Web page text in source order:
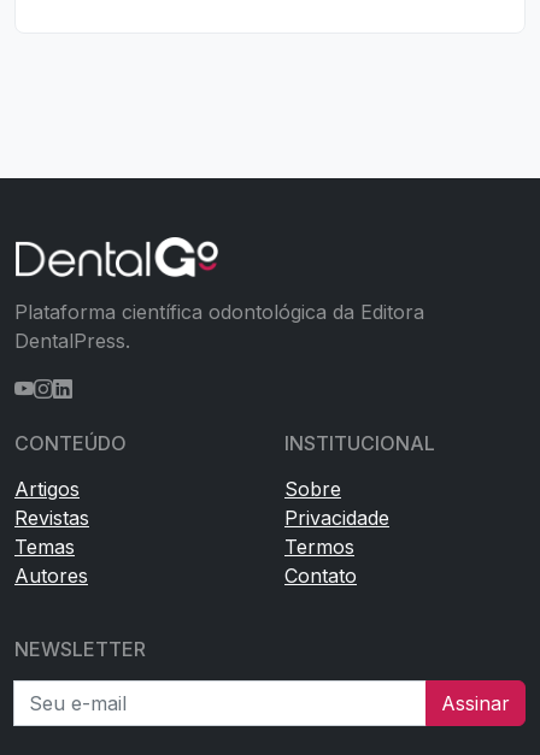
Plataforma científica odontológica da Editora
DentalPress.
CONTEÚDO
Artigos
Revistas
Temas
Autores
INSTITUCIONAL
Sobre
Privacidade
Termos
Contato
NEWSLETTER
Seu e-mail
Assinar